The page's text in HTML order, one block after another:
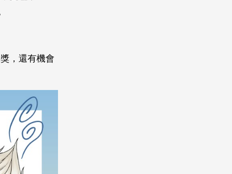
，還有機會